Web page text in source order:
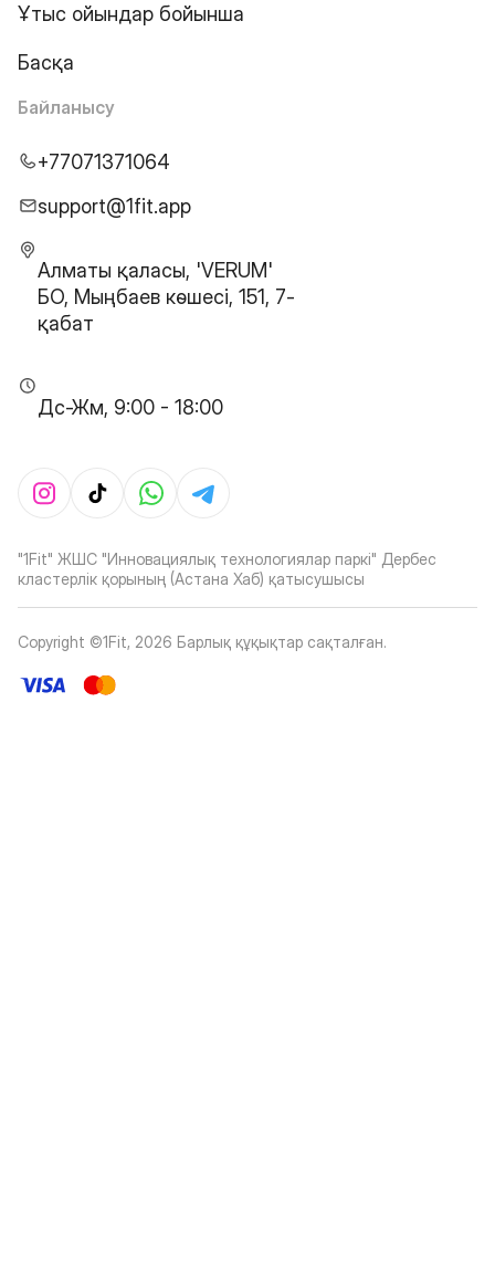
Ұтыс ойындар бойынша
Басқа
Байланысу
+77071371064
support@1fit.app
Алматы қаласы, 'VERUM'
БО, Мыңбаев көшесі, 151, 7-
қабат
Дс-Жм, 9:00 - 18:00
"1Fit" ЖШС "Инновациялық технологиялар паркі" Дербес
кластерлік қорының (Астана Хаб) қатысушысы
Copyright ©1Fit, 2026 Барлық құқықтар сақталған.